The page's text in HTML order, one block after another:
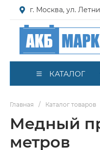
г. Москва, ул.
КАТАЛОГ
Главная / Каталог товаров
Медный
метров